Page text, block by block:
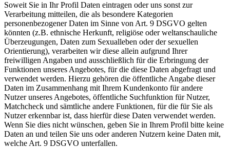
Soweit Sie in Ihr Profil Daten eintragen oder uns sonst zur
Verarbeitung mitteilen, die als besondere Kategorien
personenbezogener Daten im Sinne von Art. 9 DSGVO gelten
könnten (z.B. ethnische Herkunft, religiöse oder weltanschauliche
Überzeugungen, Daten zum Sexualleben oder der sexuellen
Orientierung), verarbeiten wir diese allein aufgrund Ihrer
freiwilligen Angaben und ausschließlich für die Erbringung der
Funktionen unseres Angebotes, für die diese Daten abgefragt und
verwendet werden. Hierzu gehören die öffentliche Angabe dieser
Daten im Zusammenhang mit Ihrem Kundenkonto für andere
Nutzer unseres Angebotes, öffentliche Suchfunktion für Nutzer,
Matchcheck und sämtliche andere Funktionen, für die für Sie als
Nutzer erkennbar ist, dass hierfür diese Daten verwendet werden.
Wenn Sie dies nicht wünschen, geben Sie in Ihrem Profil bitte keine
Daten an und teilen Sie uns oder anderen Nutzern keine Daten mit,
welche Art. 9 DSGVO unterfallen.